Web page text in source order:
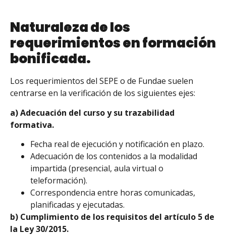
Naturaleza de los
requerimientos en formación
bonificada.
Los requerimientos del SEPE o de Fundae suelen
centrarse en la verificación de los siguientes ejes:
a) Adecuación del curso y su trazabilidad
formativa.
Fecha real de ejecución y notificación en plazo.
Adecuación de los contenidos a la modalidad
impartida (presencial, aula virtual o
teleformación).
Correspondencia entre horas comunicadas,
planificadas y ejecutadas.
b) Cumplimiento de los requisitos del artículo 5 de
la Ley 30/2015.